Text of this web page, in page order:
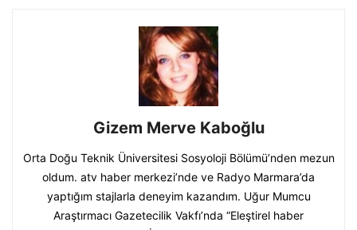
Gizem Merve Kaboğlu
Orta Doğu Teknik Üniversitesi Sosyoloji Bölümü’nden mezun
oldum. atv haber merkezi’nde ve Radyo Marmara’da
yaptığım stajlarla deneyim kazandım. Uğur Mumcu
Araştırmacı Gazetecilik Vakfı’nda “Eleştirel haber